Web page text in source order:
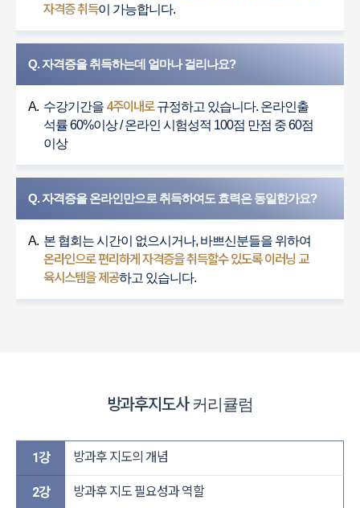
자격증 취득이 가능합니다.
Q. 자격증을 취득하는데 얼마나 걸리나요?
A. 수강기간을 4주이내로규정하고 있습니다. 온라인출
석률 60%이상 / 온라인 시험성적 100점 만점 중 60점
이상
Q. 자격증을 온라인만으로 취득하여도 효력은 동일한가요?
A. 본 협회는 시간이 없으시거나, 바쁘신분들을 위하여
온라인으로 편리하게 자격증을 취득할수 있도록 이러닝 교
육시스템을 제공하고 있습니다.
방과후지도사 커리큘럼
1강 방과후 지도의 개념
2강 방과후 지도 필요성과 역할